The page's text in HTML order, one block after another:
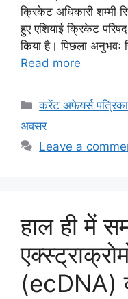
क्रिकेट अधिकारी शम्मी
हुए एशियाई क्रिकेट
किया है। पिछला
Read more
Categories
करेंट अफेयर्स पत्रिका
अवसर
Leave a
हाल ही में
(ecDNA)